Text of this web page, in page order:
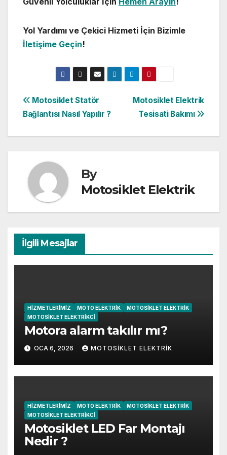
Yol Yardımı ve Çekici Hizmeti İçin Bizimle
İletişime Geçin!
Yazı
gezinmesi
Motosiklet Elektrik
Tesisati Bakımı
Motosiklet Statör
Bağlantısı Nasıl Yapılır ?
By
Motosiklet Elektrik
İlgili Mesajlar
HIZMETLERIMIZ MOTO ELEKTRIK
MOTOSIKLET ELEKTRIK
MOTOSIKLET ELEKTRIKCI
Motora alarm takılır mı?
OCA 6, 2026 MOTOSIKLET ELEKTRIK
HIZMETLERIMIZ MOTO ELEKTRIK
MOTOSIKLET ELEKTRIK
MOTOSIKLET ELEKTRIKCI
Motosiklet LED Far Montajı
Nedir ?